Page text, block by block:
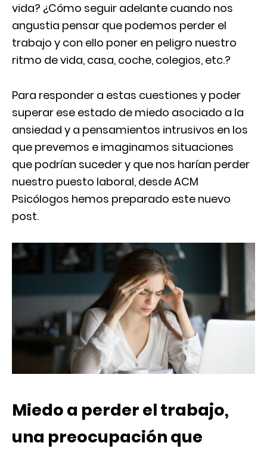
vida? ¿Cómo seguir adelante cuando nos
angustia pensar que podemos perder el
trabajo y con ello poner en peligro nuestro
ritmo de vida, casa, coche, colegios, etc.?
Para responder a estas cuestiones y poder
superar ese estado de miedo asociado a la
ansiedad y a pensamientos intrusivos en los
que prevemos e imaginamos situaciones
que podrían suceder y que nos harían perder
nuestro puesto laboral, desde ACM
Psicólogos hemos preparado este nuevo
post.
Miedo a perder el trabajo,
una preocupación que